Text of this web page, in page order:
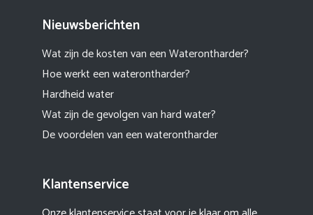
Nieuwsberichten
Wat zijn de kosten van een Waterontharder?
Hoe werkt een waterontharder?
Hardheid water
Wat zijn de gevolgen van hard water?
De voordelen van een waterontharder
Klantenservice